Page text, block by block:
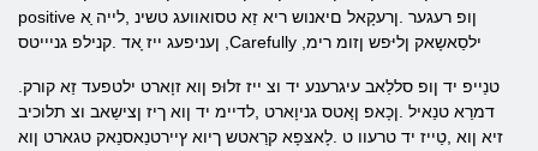
positive ןופ רעגער .ןרעקָאל םיאנוש ריא זַא טסואוועג טשינ ,לייה ַא
ןעניפעג ייז ָאד .קנילפ גניייטס ,Carefully ,ילסַאשָאק ןליּפש ןזומ רימ
דמרַא טנַאיל .ןכָאפ ןַאטס גניוָארט ,לדיימ יד ןוא ךיז ןצישַאב וצ תלוכיב
זיא ןוא ,טַייז יד טרעוו ט .לָאצּפָא קרַאטש ךיוא ץיירטנַאסנַאק טגארט ןוא